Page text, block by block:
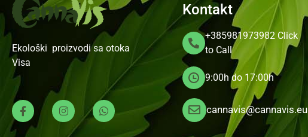
Ekološki proizvodi sa otoka
Visa
Kontakt
+385981973982 Click
to Call
9:00h do 17:00h
cannavis@cannavis.eu